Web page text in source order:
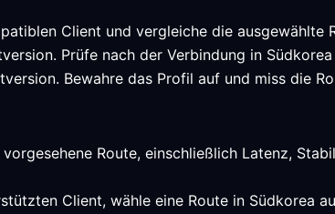
Client und vergleiche die ausgewählte
Prüfe nach der Verbindung in
Bewahre das Profil auf und miss die
Route, einschließlich Latenz,
Client, wähle eine Route in Südkorea